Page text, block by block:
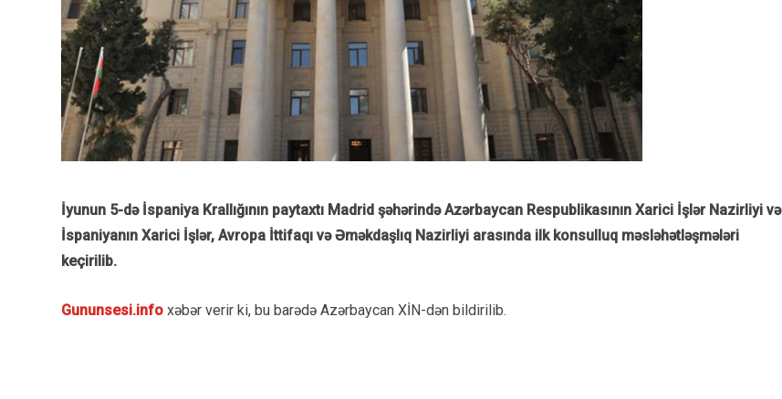
İyunun 5-də İspaniya Krallığının paytaxtı Madrid şəhərində Azərbaycan Respublikasının Xarici İşlər Nazirliyi və
İspaniyanın Xarici İşlər, Avropa İttifaqı və Əməkdaşlıq Nazirliyi arasında ilk konsulluq məsləhətləşmələri
keçirilib.
Gununsesi.info xəbər verir ki, bu barədə Azərbaycan XİN-dən bildirilib.